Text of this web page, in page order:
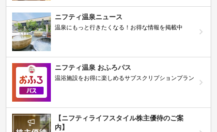
ニフティ温泉ニュース
温泉にもっと行きたくなる！お得な情報を掲載中
ニフティ温泉 おふろパス
温浴施設をお得に楽しめるサブスクリプションプラン
【ニフティライフスタイル株主優待のご案
内】